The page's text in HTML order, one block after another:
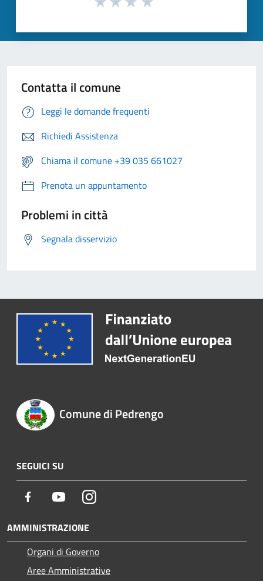
Contatta il comune
Leggi le domande frequenti
Richiedi Assistenza
Chiama il comune +39 035 661027
Prenota un appuntamento
Problemi in città
Segnala disservizio
Comune di Pedrengo
SEGUICI SU
Facebook YoutubeInstagram
AMMINISTRAZIONE
Organi di Governo
Aree Amministrative